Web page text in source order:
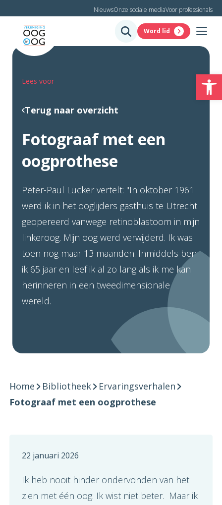
NieuwsOnze sociale mediaVoor professionals
Word lid
Lees voor
Terug naar overzicht
Fotograaf met een
oogprothese
Peter-Paul Lucker vertelt: "In oktober 1961
werd ik in het ooglijders gasthuis te Utrecht
geopereerd vanwege retinoblastoom in mijn
linkeroog. Mijn oog werd verwijderd. Ik was
toen nog maar 13 maanden. Inmiddels ben
ik 65 jaar en leef ik al zo lang als ik me kan
herinneren in een tweedimensionale
wereld.
Home Bibliotheek
Ervaringsverhalen
Fotograaf met een oogprothese
22 januari 2026
Ik heb nooit hinder ondervonden van het
zien met één oog. Ik wist niet beter. Maar ik